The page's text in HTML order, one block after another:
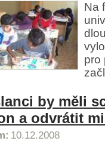
Na
pro
by měli
a odvrátit
10.12.2008